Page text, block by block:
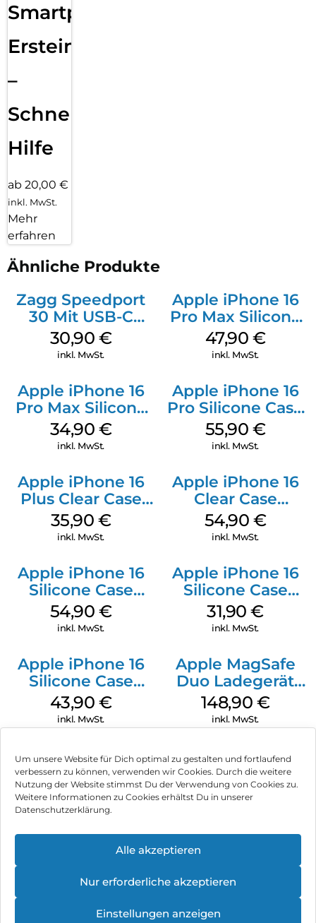
Um unsere Website für Dich optimal zu gestalten und fortlaufend
verbessern zu können, verwenden wir Cookies. Durch die weitere
Nutzung der Website stimmst Du der Verwendung von Cookies zu.
Weitere Informationen zu Cookies erhältst Du in unserer
Datenschutzerklärung.
Alle akzeptieren
Nur erforderliche akzeptieren
Einstellungen anzeigen
Smartphone
Ersteinrichtung
–
Schnelle
Hilfe
ab 20,00 €
inkl. MwSt.
Mehr
erfahren
Ähnliche Produkte
Zagg Speedport
30 Mit USB-C
Kabel Weiß
30,90 €
inkl. MwSt.
Apple iPhone 16
Pro Max Silicone
Case MagSafe
Black
47,90 €
inkl. MwSt.
Apple iPhone 16
Pro Max Silicone
Case MagSafe
Denim
34,90 €
inkl. MwSt.
Apple iPhone 16
Pro Silicone Case
MagSafe Stone
Gray
55,90 €
inkl. MwSt.
Apple iPhone 16
Plus Clear Case
MagSafe
Transparent
35,90 €
inkl. MwSt.
Apple iPhone 16
Clear Case
MagSafe
Transparent
54,90 €
inkl. MwSt.
Apple iPhone 16
Silicone Case
MagSafe Black
54,90 €
inkl. MwSt.
Apple iPhone 16
Silicone Case
MagSafe Fuchsia
31,90€
inkl. MwSt.
Apple iPhone 16
Silicone Case
MagSafe Plum
43,90 €
inkl. MwSt.
Apple MagSafe
Duo Ladegerät
Weiß
148,90 €
inkl. MwSt.
Impressum
Hinweis zur Batterieentsorgung